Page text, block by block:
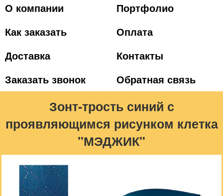
О компании
Портфолио
Как заказать
Оплата
Доставка
Контакты
Заказать звонок
Обратная связь
Зонт-трость синий с
проявляющимся рисунком клетка
"МЭДЖИК"